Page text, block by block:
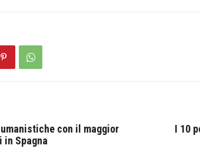
con il maggior
in Spagna
I 10